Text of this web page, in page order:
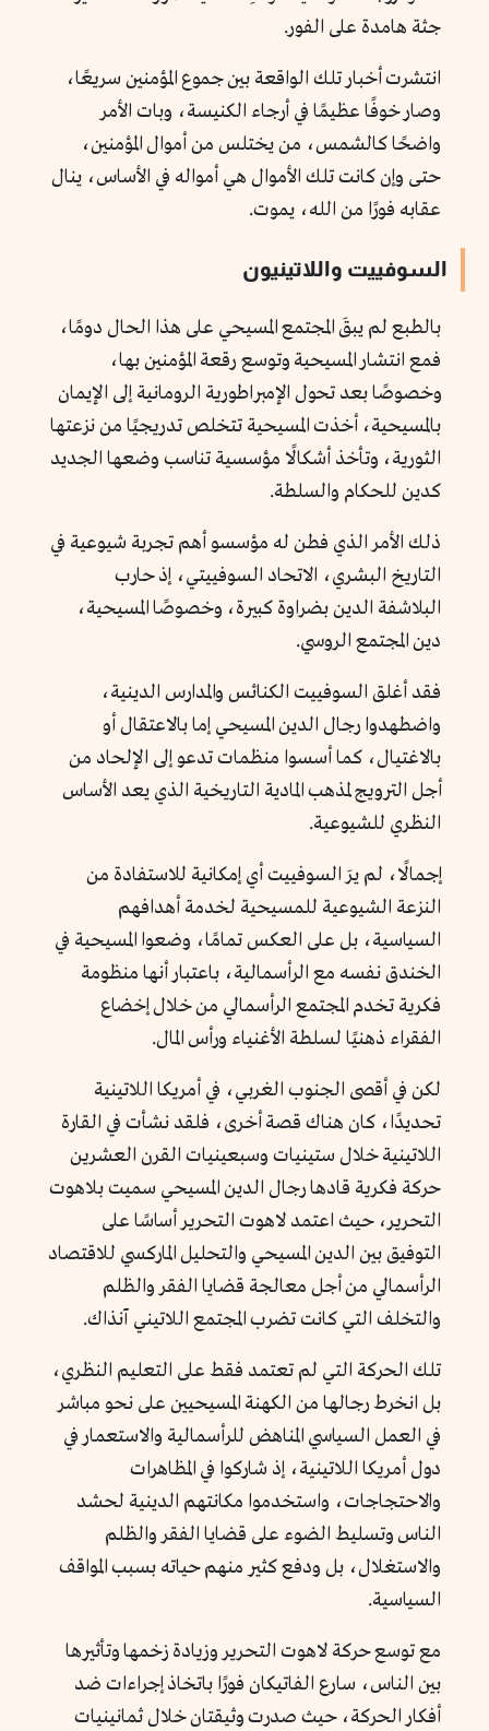
جثة هامدة على الفور.
انتشرت أخبار تلك الواقعة بين جموع المؤمنين سريعًا،
وصار خوفًا عظيمًا في أرجاء الكنيسة، وبات الأمر
واضحًا كالشمس، من يختلس من أموال المؤمنين،
حتى وإن كانت تلك الأموال هي أمواله في الأساس، ينال
عقابه فورًا من الله، يموت.
السوفييت واللاتينيون
بالطبع لم يبقَ المجتمع المسيحي على هذا الحال دومًا،
فمع انتشار المسيحية وتوسع رقعة المؤمنين بها،
وخصوصًا بعد تحول الإمبراطورية الرومانية إلى الإيمان
بالمسيحية، أخذت المسيحية تتخلص تدريجيًا من نزعتها
الثورية، وتأخذ أشكالًا مؤسسية تناسب وضعها الجديد
كدين للحكام والسلطة.
ذلك الأمر الذي فطن له مؤسسو أهم تجربة شيوعية في
التاريخ البشري، الاتحاد السوفييتي، إذ حارب
البلاشفة الدين بضراوة كبيرة، وخصوصًا المسيحية،
دين المجتمع الروسي.
فقد أغلق السوفييت الكنائس والمدارس الدينية،
واضطهدوا رجال الدين المسيحي إما بالاعتقال أو
بالاغتيال، كما أسسوا منظمات تدعو إلى الإلحاد من
أجل الترويج لمذهب المادية التاريخية الذي يعد الأساس
النظري للشيوعية.
إجمالًا، لم يرَ السوفييت أي إمكانية للاستفادة من
النزعة الشيوعية للمسيحية لخدمة أهدافهم
السياسية، بل على العكس تمامًا، وضعوا المسيحية في
الخندق نفسه مع الرأسمالية، باعتبار أنها منظومة
فكرية تخدم المجتمع الرأسمالي من خلال إخضاع
الفقراء ذهنيًا لسلطة الأغنياء ورأس المال.
لكن في أقصى الجنوب الغربي، في أمريكا اللاتينية
تحديدًا، كان هناك قصة أخرى، فلقد نشأت في القارة
اللاتينية خلال ستينيات وسبعينيات القرن العشرين
حركة فكرية قادها رجال الدين المسيحي سميت بلاهوت
التحرير، حيث اعتمد لاهوت التحرير أساسًا على
التوفيق بين الدين المسيحي والتحليل الماركسي للاقتصاد
الرأسمالي من أجل معالجة قضايا الفقر والظلم
والتخلف التي كانت تضرب المجتمع اللاتيني آنذاك.
تلك الحركة التي لم تعتمد فقط على التعليم النظري،
بل انخرط رجالها من الكهنة المسيحيين على نحو مباشر
في العمل السياسي المناهض للرأسمالية والاستعمار في
دول أمريكا اللاتينية، إذ شاركوا في المظاهرات
والاحتجاجات، واستخدموا مكانتهم الدينية لحشد
الناس وتسليط الضوء على قضايا الفقر والظلم
والاستغلال، بل ودفع كثير منهم حياته بسبب المواقف
السياسية.
مع توسع حركة لاهوت التحرير وزيادة زخمها وتأثيرها
بين الناس، سارع الفاتيكان فورًا باتخاذ إجراءات ضد
أفكار الحركة، حيث صدرت وثيقتان خلال ثمانينيات